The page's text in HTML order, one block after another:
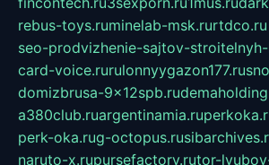
rebus-toys.ruminelab-msk.rurtdco.ru
seo-prodvizhenie-sajtov-
card-voice.rurulonnyygazon177.ru
domizbrusa-9x12spb.ru
a380club.ruargentinamia.ru
perk-oka.rug-octopus.ru
naruto-x.rupursefactory.rutor-